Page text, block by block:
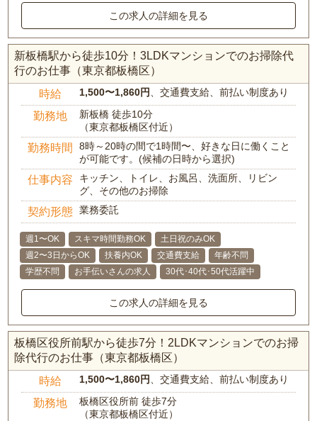
この求人の詳細を見る
新板橋駅から徒歩10分！3LDKマンションでのお掃除代
行のお仕事（東京都板橋区）
時給 1,500〜1,860円、交通費支給、前払い制度あり
勤務地
新板橋 徒歩10分
（東京都板橋区付近）
勤務時間
8時～20時の間で1時間〜、好きな日に働くこと
が可能です。(候補の日時から選択)
仕事内容
キッチン、トイレ、お風呂、洗面所、リビン
グ、その他のお掃除
契約形態 業務委託
週1〜OK スキマ時間勤務OK
土日祝のみOK
週2〜3日からOK
扶養内OK 交通費支給
年齢不問
学歴不問
お手伝いさんの求人 30代･40代･50代活躍中
この求人の詳細を見る
板橋区役所前駅から徒歩7分！2LDKマンションでのお掃
除代行のお仕事（東京都板橋区）
時給 1,500〜1,860円、交通費支給、前払い制度あり
勤務地
板橋区役所前 徒歩7分
（東京都板橋区付近）